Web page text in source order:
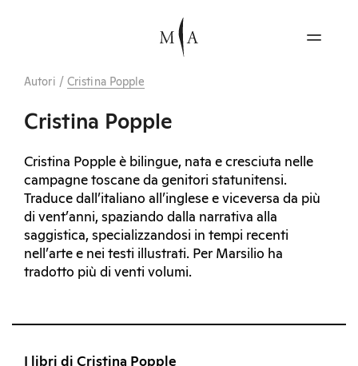
Autori / Cristina Popple
Cristina Popple
Cristina Popple è bilingue, nata e cresciuta nelle
campagne toscane da genitori statunitensi.
Traduce dall’italiano all’inglese e viceversa da più
di vent’anni, spaziando dalla narrativa alla
saggistica, specializzandosi in tempi recenti
nell’arte e nei testi illustrati. Per Marsilio ha
tradotto più di venti volumi.
I libri di Cristina Popple